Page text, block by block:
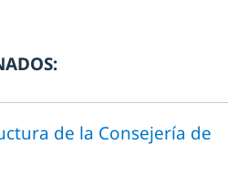
de la Consejería de